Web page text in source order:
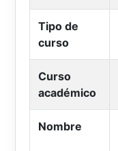
Tipo de
curso
Curso
académico
Nombre